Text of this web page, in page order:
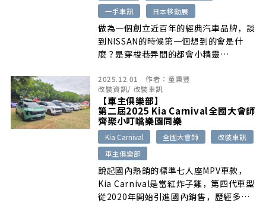
一手車訊
日本移動展
做為一個創立近百年的經典汽車品牌，談
到NISSAN的時候第一個想到的會是什
麼？是穿梭巷弄間的都會小精靈
的東瀛戰神GT-R，還是不用充電的電動
車e-POWER技術？現在就跟著我們一起
來到所有故事開始的城市：日本橫濱，展
開一趟貫穿過去、現在與未來的NISSAN
時光之旅。
2025.12.01 作者： 童秉豐
改裝資訊/ 改裝車訊
【車主俱樂部】
第二屆2025 Kia Carnival全國大會師
齊聚小叮噹樂園同樂
Kia Carnival 全國大會師
改裝車訊
車主俱樂部
說起國內熱銷的標準七人座MPV車款，
Kia Carnival是當紅炸子雞，第四代車型
從2020年開始引進國內銷售，歷經多年